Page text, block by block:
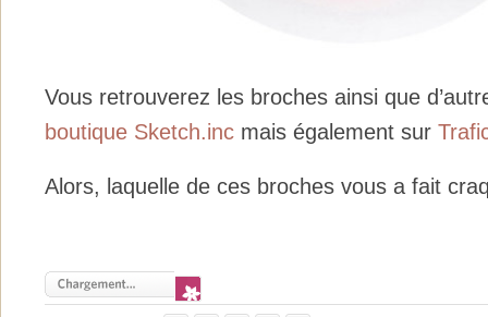
Vous retrouverez les broches ainsi que
boutique Sketch.inc mais également sur
Alors, laquelle de ces broches vous a fait